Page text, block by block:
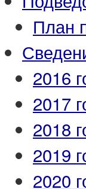
План
2016
2017
2018
2019
2020